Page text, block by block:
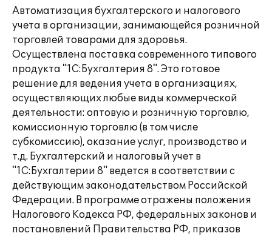
Автоматизация бухгалтерского и налогового
учета в организации, занимающейся розничной
торговлей товарами для здоровья.
Осуществлена поставка современного типового
продукта "1С:Бухгалтерия 8". Это готовое
решение для ведения учета в организациях,
осуществляющих любые виды коммерческой
деятельности: оптовую и розничную торговлю,
комиссионную торговлю (в том числе
субкомиссию), оказание услуг, производство и
т.д. Бухгалтерский и налоговый учет в
"1С:Бухгалтерии 8" ведется в соответствии с
действующим законодательством Российской
Федерации. В программе отражены положения
Налогового Кодекса РФ, федеральных законов и
постановлений Правительства РФ, приказов